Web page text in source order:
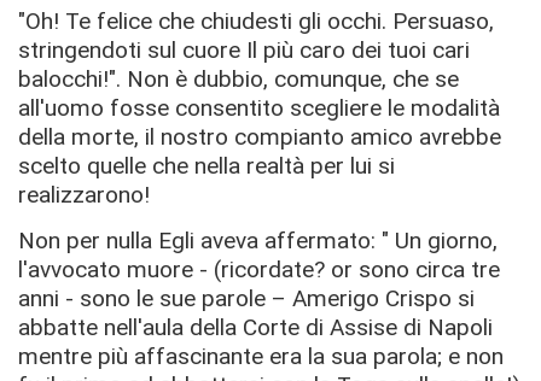
"Oh! Te felice che chiudesti gli occhi. Persuaso,
stringendoti sul cuore Il più caro dei tuoi cari
balocchi!". Non è dubbio, comunque, che se
all'uomo fosse consentito scegliere le modalità
della morte, il nostro compianto amico avrebbe
scelto quelle che nella realtà per lui si
realizzarono!
Non per nulla Egli aveva affermato: " Un giorno,
l'avvocato muore - (ricordate? or sono circa tre
anni - sono le sue parole – Amerigo Crispo si
abbatte nell'aula della Corte di Assise di Napoli
mentre più affascinante era la sua parola; e non